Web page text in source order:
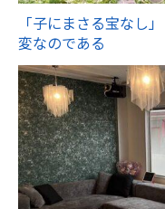
「子にまさる宝なし
変なのである